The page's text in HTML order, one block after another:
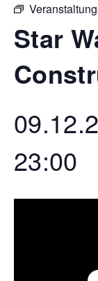
Star
23:00